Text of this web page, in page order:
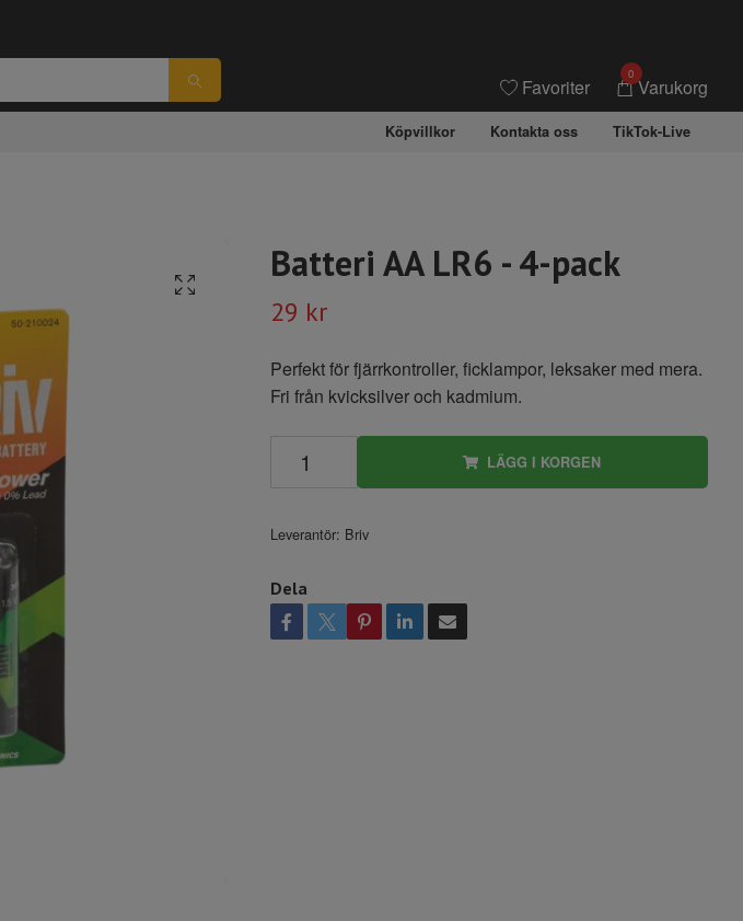
Favoriter
0
Varukorg
Köpvillkor Kontakta oss TikTok-Live
Batteri AA LR6 - 4-pack
29 kr
Perfekt för fjärrkontroller, ficklampor, leksaker med mera.
Fri från kvicksilver och kadmium.
LÄGG I KORGEN
Leverantör: Briv
Dela